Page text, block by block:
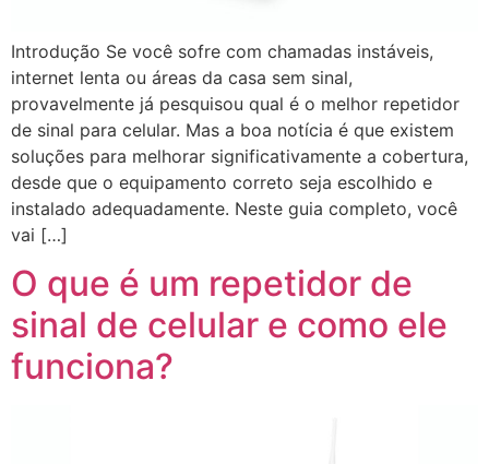
Introdução Se você sofre com chamadas instáveis,
internet lenta ou áreas da casa sem sinal,
provavelmente já pesquisou qual é o melhor repetidor
de sinal para celular. Mas a boa notícia é que existem
soluções para melhorar significativamente a cobertura,
desde que o equipamento correto seja escolhido e
instalado adequadamente. Neste guia completo, você
vai […]
O que é um repetidor de
sinal de celular e como ele
funciona?